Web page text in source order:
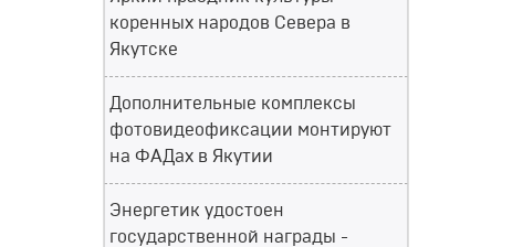
коренных народов Севера в
Якутске
Дополнительные комплексы
фотовидеофиксации монтируют
на ФАДах в Якутии
Энергетик удостоен
государственной награды -